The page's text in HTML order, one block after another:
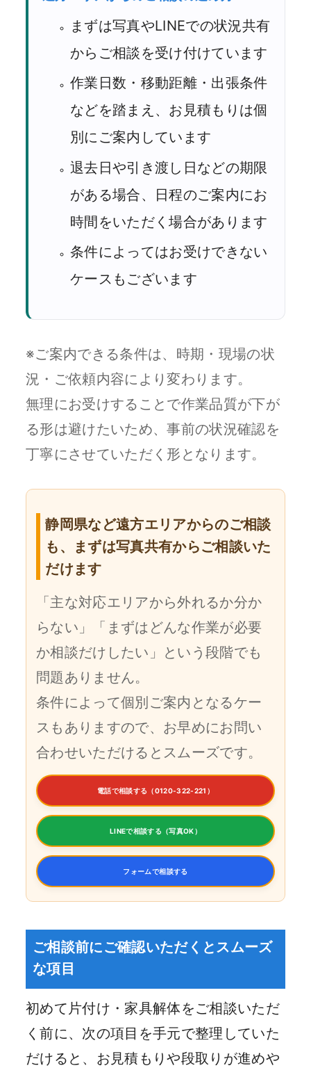
まずは写真やLINEでの状況共有
からご相談を受け付けています
作業日数・移動距離・出張条件
などを踏まえ、お見積もりは個
別にご案内しています
退去日や引き渡し日などの期限
がある場合、日程のご案内にお
時間をいただく場合があります
条件によってはお受けできない
ケースもございます
※ご案内できる条件は、時期・現場の状
況・ご依頼内容により変わります。
無理にお受けすることで作業品質が下が
る形は避けたいため、事前の状況確認を
丁寧にさせていただく形となります。
静岡県など遠方エリアからのご相談
も、まずは写真共有からご相談いた
だけます
「主な対応エリアから外れるか分か
らない」「まずはどんな作業が必要
か相談だけしたい」という段階でも
問題ありません。
条件によって個別ご案内となるケー
スもありますので、お早めにお問い
合わせいただけるとスムーズです。
電話で相談する（0120-322-221）
LINEで相談する（写真OK）
フォームで相談する
ご相談前にご確認いただくとスムーズ
な項目
初めて片付け・家具解体をご相談いただ
く前に、次の項目を手元で整理していた
だけると、お見積もりや段取りが進めや